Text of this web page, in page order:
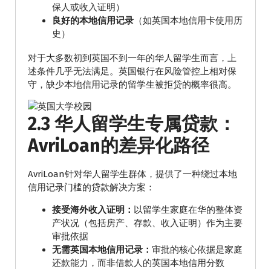
保人或收入证明）
良好的本地信用记录 （如英国本地信用卡使用历
史）
对于大多数初到英国不到一年的华人留学生而言，上
述条件几乎无法满足。英国银行在风险管控上相对保
守，缺少本地信用记录的留学生被拒贷的概率很高。
2.3 华人留学生专属贷款：
AvriLoan的差异化路径
AvriLoan针对华人留学生群体，提供了一种绕过本地
信用记录门槛的贷款解决方案：
接受海外收入证明： 以留学生家庭在华的整体资
产状况（包括房产、存款、收入证明）作为主要
审批依据
无需英国本地信用记录： 审批的核心依据是家庭
还款能力，而非借款人的英国本地信用分数